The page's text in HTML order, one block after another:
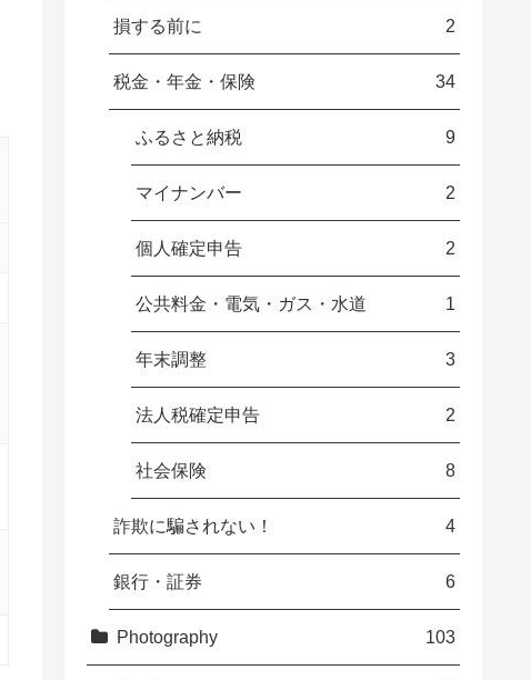
損する前に 2
税金・年金・保険 34
ふるさと納税 9
マイナンバー 2
個人確定申告 2
公共料金・電気・ガス・水道 1
年末調整 3
法人税確定申告 2
社会保険 8
詐欺に騙されない！ 4
銀行・証券 6
Photography 103